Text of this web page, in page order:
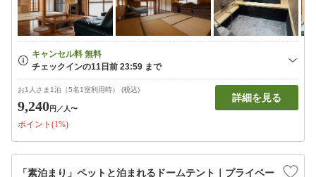
お1人さま1泊（5名1室利用時） (税込)
9,240円 ／人〜
ポイント(1%)
詳細を見る
「素泊まり」ペットと泊まれるドームテント｜プライベー